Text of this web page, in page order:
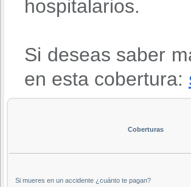
hospitalarios.
Si deseas saber
en esta cobertura:
Coberturas
Si mueres en un accidente ¿cuánto te pagan?